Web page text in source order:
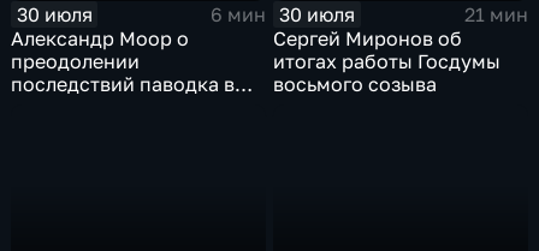
30 июля
6 мин
Александр Моор о
преодолении
последствий паводка в
30 июля
21 мин
Сергей Миронов об
итогах работы Госдумы
восьмого созыва